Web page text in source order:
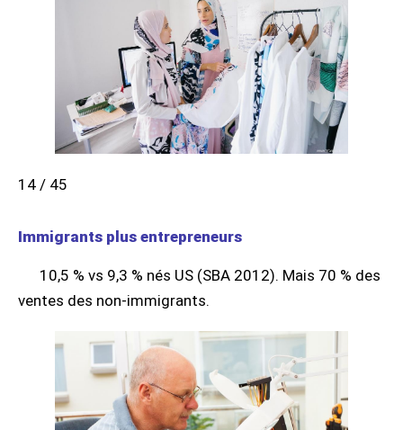
14 / 45
Immigrants plus entrepreneurs
10,5 % vs 9,3 % nés US (SBA 2012). Mais 70 % des
ventes des non-immigrants.